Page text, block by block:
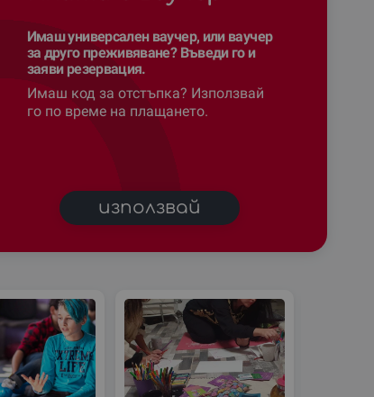
Имаш универсален ваучер, или ваучер
за друго преживяване? Въведи го и
заяви резервация.
Имаш код за отстъпка? Използвай
го по време на плащането.
използвай